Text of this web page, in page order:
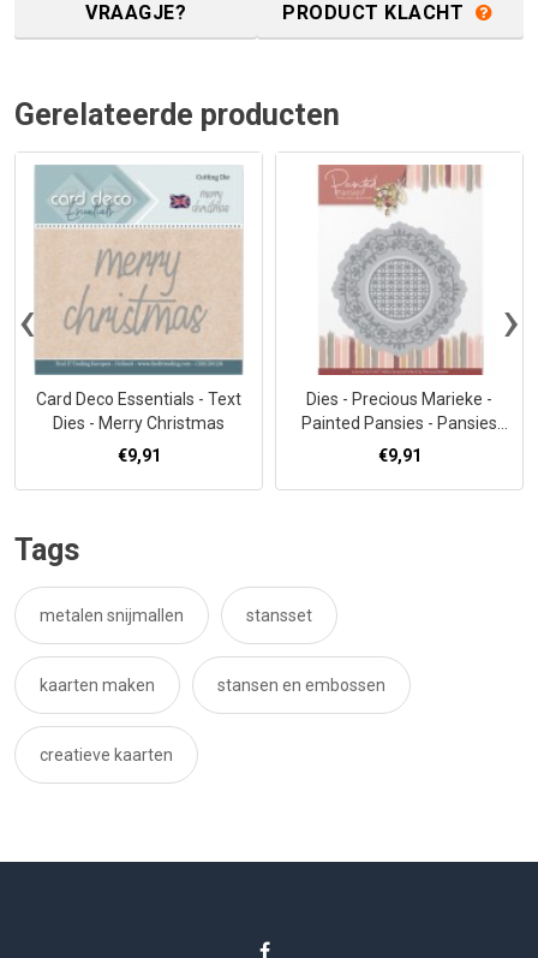
VRAAGJE? PRODUCT KLACHT
Gerelateerde producten
Card Deco Essentials - Text
Dies - Merry Christmas
€9,91
Dies - Precious Marieke -
Painted Pansies - Pansies
Circle
€9,91
‹ ›
Tags
metalen snijmallen stansset
kaarten maken stansen en embossen
creatieve kaarten